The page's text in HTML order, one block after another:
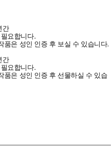
간
요합니다.
품은 성인 인증 후 보실 수 있습니다.
간
요합니다.
품은 성인 인증 후 선물하실 수 있습